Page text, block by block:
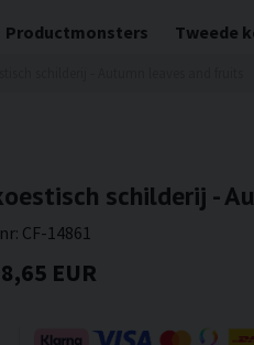
Productmonsters Tweede
schilderij -
CF-14861
EUR